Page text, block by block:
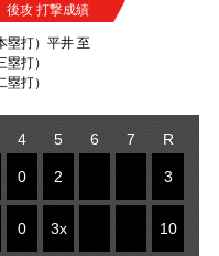
後攻 打撃成績
塁打）平井 至
塁打）
塁打）
4 5 6 7
R
0 2 3
0 3x 10